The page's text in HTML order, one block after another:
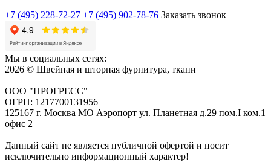
+7 (495) 228-72-27 +7 (495) 902-78-76 Заказать звонок
Мы в социальных сетях:
2026 © Швейная и шторная фурнитура, ткани
ООО "ПРОГРЕСС"
ОГРН: 1217700131956
125167 г. Москва МО Аэропорт ул. Планетная д.29 пом.I ком.1
офис 2
Данный сайт не является публичной офертой и носит
исключительно информационный характер!